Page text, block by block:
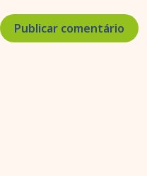
Publicar comentário